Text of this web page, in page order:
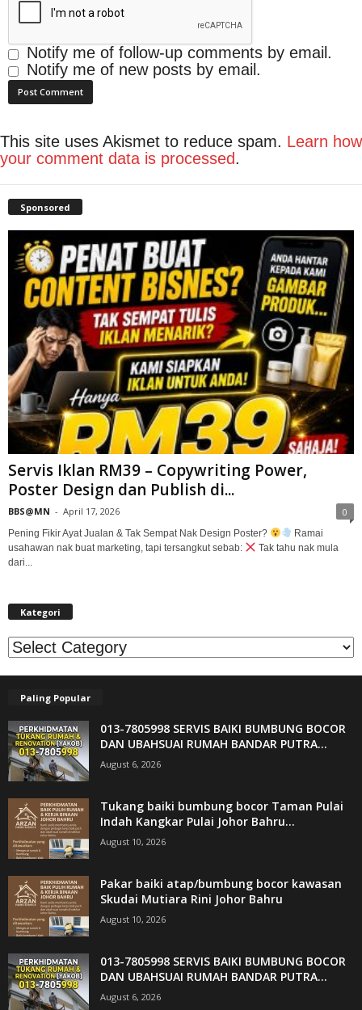
Notify me of follow-up comments by email.
Notify me of new posts by email.
This site uses Akismet to reduce spam. Learn how
your comment data is processed.
Sponsored
Servis Iklan RM39 – Copywriting Power,
Poster Design dan Publish di...
BBS@MN - April 17, 2026 0
Pening Fikir Ayat Jualan & Tak Sempat Nak Design Poster?
Ramai
usahawan nak buat marketing, tapi tersangkut sebab:
Tak tahu nak mula
dari...
Kategori
Kategori
Paling Popular
013-7805998 SERVIS BAIKI BUMBUNG BOCOR
DAN UBAHSUAI RUMAH BANDAR PUTRA...
August 6, 2026
Tukang baiki bumbung bocor Taman Pulai
Indah Kangkar Pulai Johor Bahru...
August 10, 2026
Pakar baiki atap/bumbung bocor kawasan
Skudai Mutiara Rini Johor Bahru
August 10, 2026
013-7805998 SERVIS BAIKI BUMBUNG BOCOR
DAN UBAHSUAI RUMAH BANDAR PUTRA...
August 6, 2026